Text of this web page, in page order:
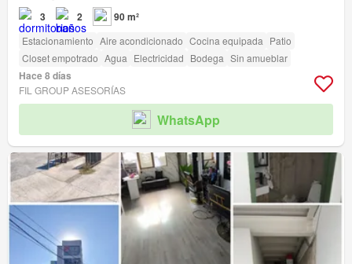
3 2 90 m²
Estacionamiento Aire acondicionado Cocina equipada Patio
Closet empotrado Agua Electricidad Bodega Sin amueblar
Hace 8 días
FIL GROUP ASESORÍAS
WhatsApp